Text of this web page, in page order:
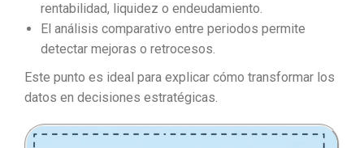
rentabilidad, liquidez o endeudamiento.
El análisis comparativo entre periodos permite
detectar mejoras o retrocesos.
Este punto es ideal para explicar cómo transformar los
datos en decisiones estratégicas.